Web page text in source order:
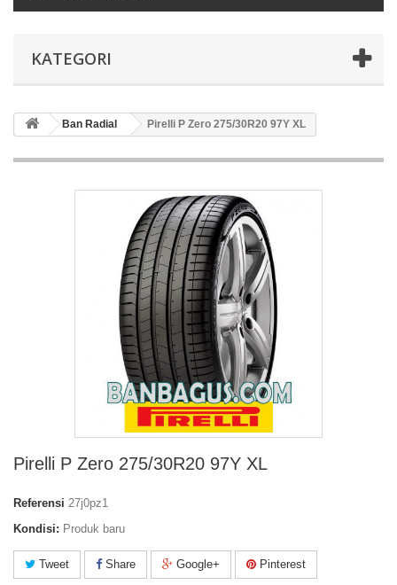
KATEGORI
Ban Radial Pirelli P Zero 275/30R20 97Y XL
Pirelli P Zero 275/30R20 97Y XL
Referensi 27j0pz1
Kondisi: Produk baru
Tweet Share Google+ Pinterest